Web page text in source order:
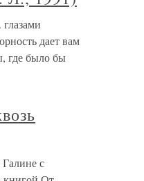
дает вам
где было бы
с